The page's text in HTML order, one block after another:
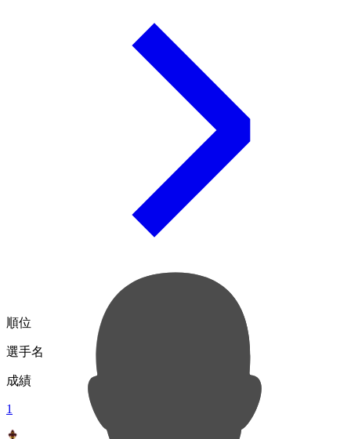
順位
選手名
成績
1